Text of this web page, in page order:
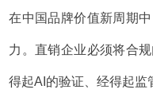
在中国品牌价值新周期
力。直销企业必须将合
得起AI的验证、经得起监